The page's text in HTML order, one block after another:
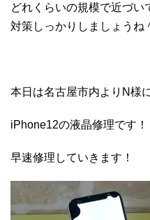
どれくらいの規模で近づい
対策しっかりしましょうね
本日は名古屋市内よりN様
iPhone12の液晶修理です！
早速修理していきます！